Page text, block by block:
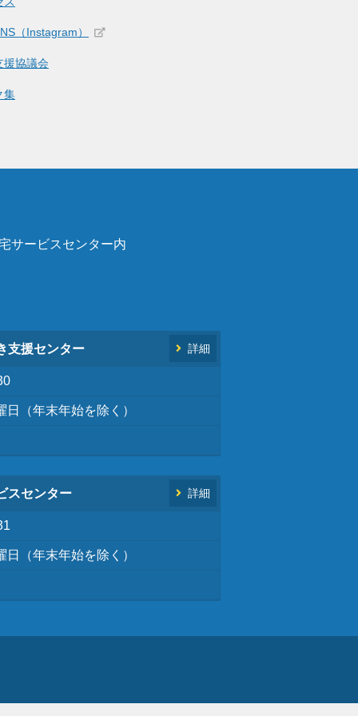
（Instagram）
援協議会
集
サービスセンター内
支援センター 詳細
日（年末年始を除く）
スセンター 詳細
日（年末年始を除く）